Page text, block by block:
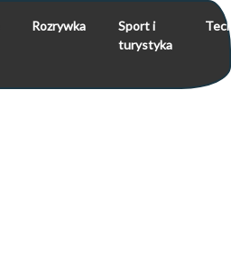
Rozrywka
Sport i
turystyka